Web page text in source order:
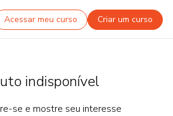
Acessar meu curso Criar um curso
indisponível
se e mostre seu interesse